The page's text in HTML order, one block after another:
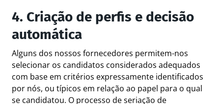
4. Criação de perfis e decisão
automática
Alguns dos nossos fornecedores permitem-nos
selecionar os candidatos considerados adequados
com base em critérios expressamente identificados
por nós, ou típicos em relação ao papel para o qual
se candidatou. O processo de seriação de